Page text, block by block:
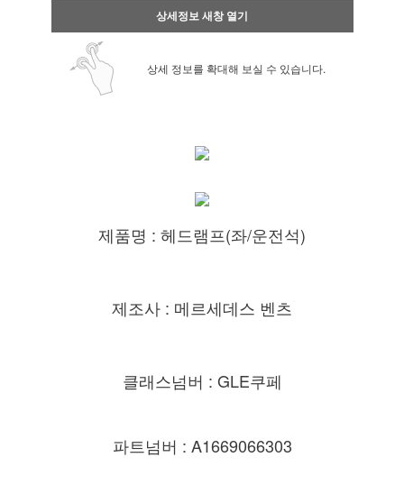
상세정보 새창 열기
상세 정보를 확대해 보실 수 있습니다.
제품명 : 헤드램프(좌/운전석)
제조사 : 메르세데스 벤츠
클래스넘버 : GLE쿠페
파트넘버 : A1669066303